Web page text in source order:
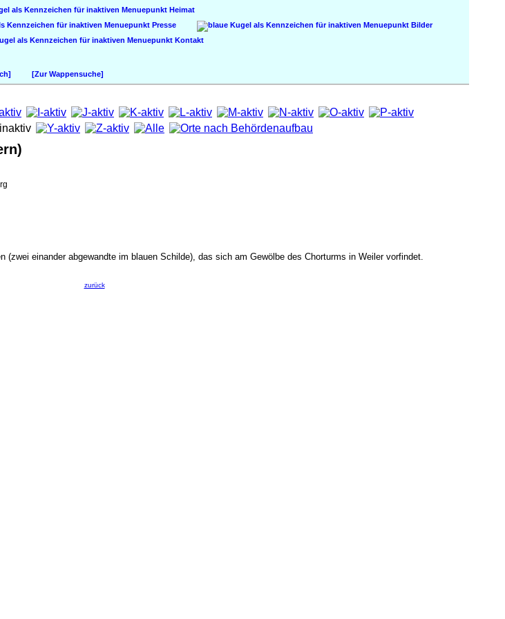
Heimat
Presse
Bilder
Kontakt
[Zur Wappensuche]
(zwei einander abgewandte im blauen Schilde), das sich am Gewölbe des Chorturms in Weiler vorfindet.
zurück